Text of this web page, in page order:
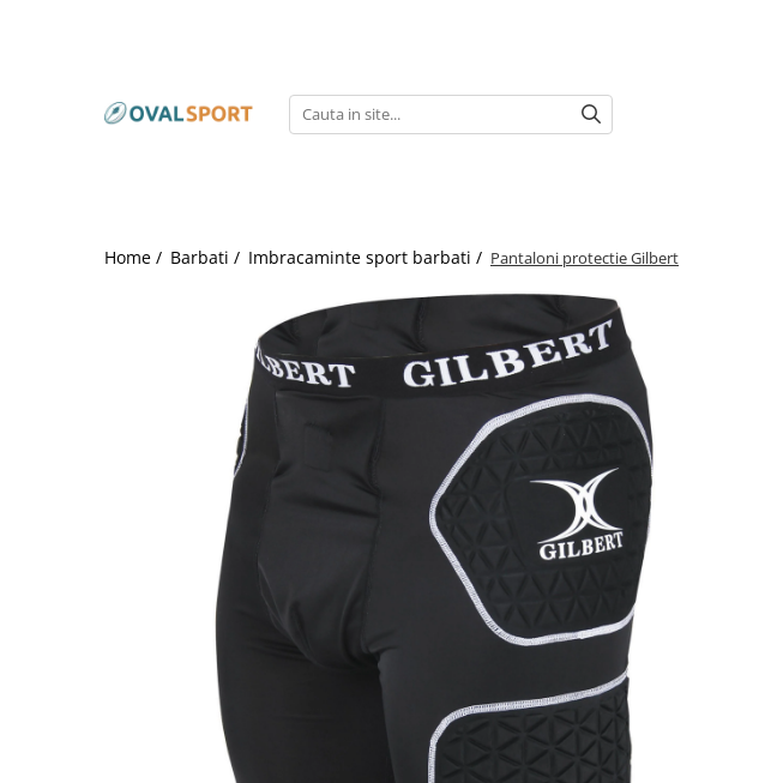
Imbracaminte
Imbracaminte
Home / Barbati / Imbracaminte sport barbati / Pantaloni protectie Gilbert